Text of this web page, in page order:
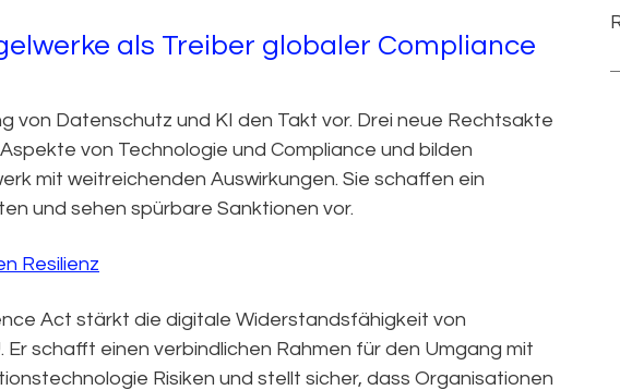
als Treiber globaler Compliance
von Datenschutz und KI den Takt vor. Drei neue Rechtsakte
von Technologie und Compliance und bilden
mit weitreichenden Auswirkungen. Sie schaffen ein
und sehen spürbare Sanktionen vor.
Resilienz
Act stärkt die digitale Widerstandsfähigkeit von
Er schafft einen verbindlichen Rahmen für den Umgang mit
Risiken und stellt sicher, dass Organisationen